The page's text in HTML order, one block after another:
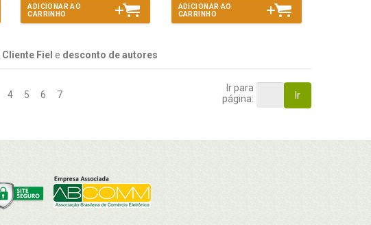
ADICIONAR AO
CARRINHO
ADICIONAR AO
CARRINHO
Cliente Fiel e desconto de autores
4 5 6 7
Ir para
página:
Ir